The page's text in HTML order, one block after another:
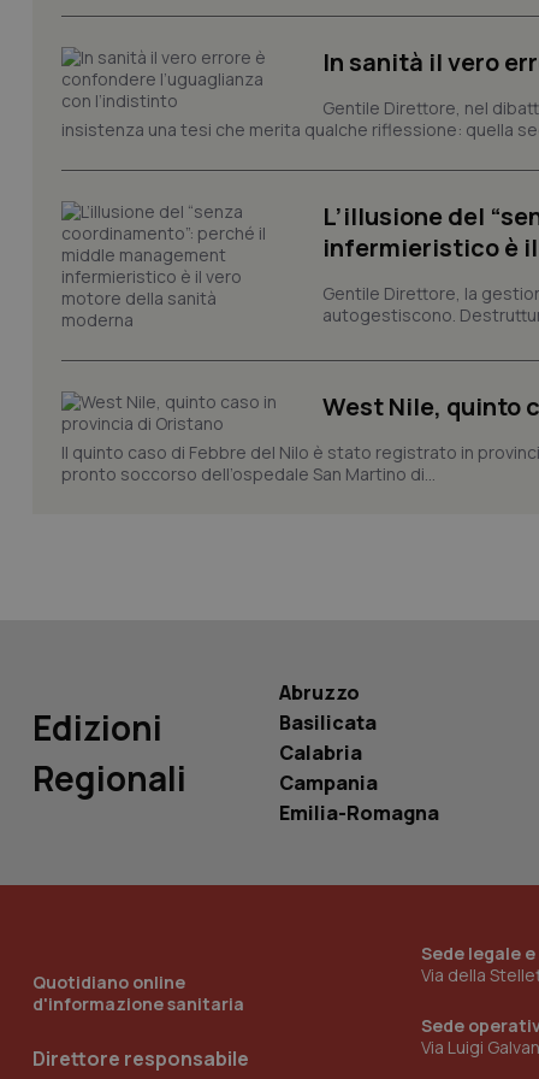
In sanità il vero
Gentile Direttore, nel
insistenza una tesi che merita qualche riflessione: quella
L’illusione del
infermieristico è
Gentile Direttore, la
autogestiscono.
West Nile, quinto
Il quinto caso di Febbre del Nilo è stato registrato in
pronto soccorso dell’ospedale San Martino di...
Edizioni
Regionali
Abruzzo
Basilicata
Calabria
Campania
Emilia-Romagna
Quotidiano online
d'informazione sanitaria
Direttore responsabile
Sede legale
Via della
Sede
Via Luigi
Nome
tracking-enable
_ga
_ga_0VMQEQKQ1N
__Secure-YNID